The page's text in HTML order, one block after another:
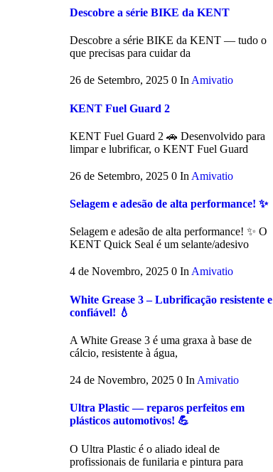
Descobre a série BIKE da KENT
Descobre a série BIKE da KENT — tudo o
que precisas para cuidar da
26 de Setembro, 2025 0 In Amivatio
KENT Fuel Guard 2
KENT Fuel Guard 2 🚗 Desenvolvido para
limpar e lubrificar, o KENT Fuel Guard
26 de Setembro, 2025 0 In Amivatio
Selagem e adesão de alta performance! ✨
Selagem e adesão de alta performance! ✨ O
KENT Quick Seal é um selante/adesivo
4 de Novembro, 2025 0 InAmivatio
White Grease 3 – Lubrificação resistente e
confiável! 💧
A White Grease 3 é uma graxa à base de
cálcio, resistente à água,
24 de Novembro, 2025 0 In Amivatio
Ultra Plastic — reparos perfeitos em
plásticos automotivos! 💪
O Ultra Plastic é o aliado ideal de
profissionais de funilaria e pintura para